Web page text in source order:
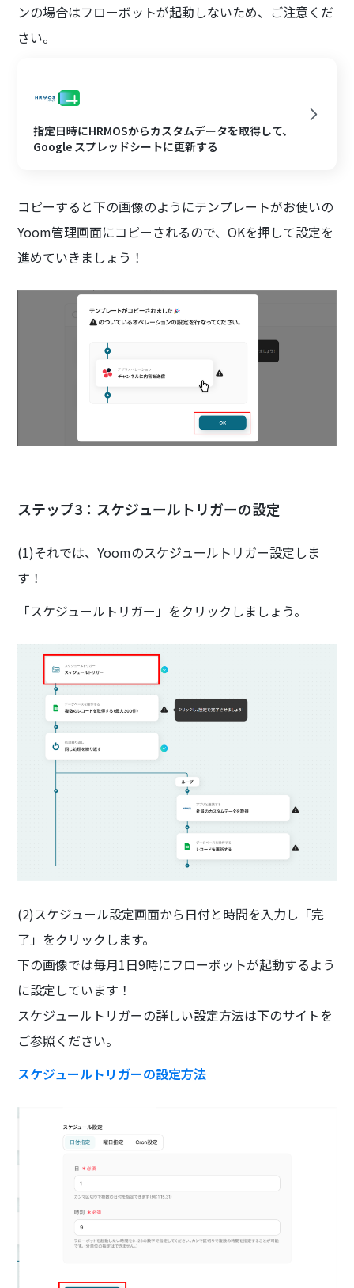
ンの場合はフローボットが起動しないため、ご注意くだ
さい。
指定日時にHRMOSからカスタムデータを取得して、
Google スプレッドシートに更新する
コピーすると下の画像のようにテンプレートがお使いの
Yoom管理画面にコピーされるので、OKを押して設定を
進めていきましょう！
ステップ3：スケジュールトリガーの設定
(1)それでは、Yoomのスケジュールトリガー設定しま
す！
「スケジュールトリガー」をクリックしましょう。
(2)スケジュール設定画面から日付と時間を入力し「完
了」をクリックします。
下の画像では毎月1日9時にフローボットが起動するよう
に設定しています！
スケジュールトリガーの詳しい設定方法は下のサイトを
ご参照ください。
スケジュールトリガーの設定方法